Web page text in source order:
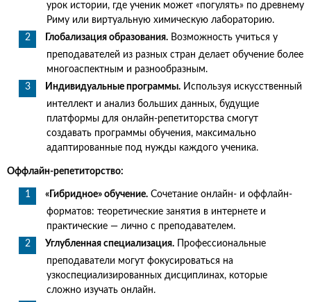
урок истории, где ученик может «погулять» по древнему
Риму или виртуальную химическую лабораторию.
Глобализация образования. Возможность учиться у
преподавателей из разных стран делает обучение более
многоаспектным и разнообразным.
Индивидуальные программы. Используя искусственный
интеллект и анализ больших данных, будущие
платформы для онлайн-репетиторства смогут
создавать программы обучения, максимально
адаптированные под нужды каждого ученика.
Оффлайн-репетиторство:
«Гибридное» обучение. Сочетание онлайн- и оффлайн-
форматов: теоретические занятия в интернете и
практические — лично с преподавателем.
Углубленная специализация. Профессиональные
преподаватели могут фокусироваться на
узкоспециализированных дисциплинах, которые
сложно изучать онлайн.